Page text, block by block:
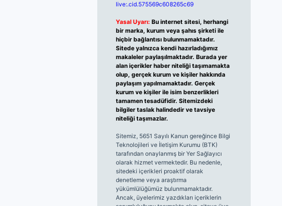
live:.cid.575569c608265c69
Yasal Uyarı: Bu internet sitesi, herhangi
bir marka, kurum veya şahıs şirketi ile
hiçbir bağlantısı bulunmamaktadır.
Sitede yalnızca kendi hazırladığımız
makaleler paylaşılmaktadır. Burada yer
alan içerikler haber niteliği taşımamakta
olup, gerçek kurum ve kişiler hakkında
paylaşım yapılmamaktadır. Gerçek
kurum ve kişiler ile isim benzerlikleri
tamamen tesadüfidir. Sitemizdeki
bilgiler taslak halindedir ve tavsiye
niteliği taşımazlar.
Sitemiz, 5651 Sayılı Kanun gereğince Bilgi
Teknolojileri ve İletişim Kurumu (BTK)
tarafından onaylanmış bir Yer Sağlayıcı
olarak hizmet vermektedir. Bu nedenle,
sitedeki içerikleri proaktif olarak
denetleme veya araştırma
yükümlülüğümüz bulunmamaktadır.
Ancak, üyelerimiz yazdıkları içeriklerin